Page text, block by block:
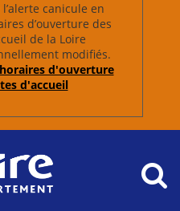
canicule en
d’ouverture des
de la Loire
modifiés.
d'ouverture
d'accueil